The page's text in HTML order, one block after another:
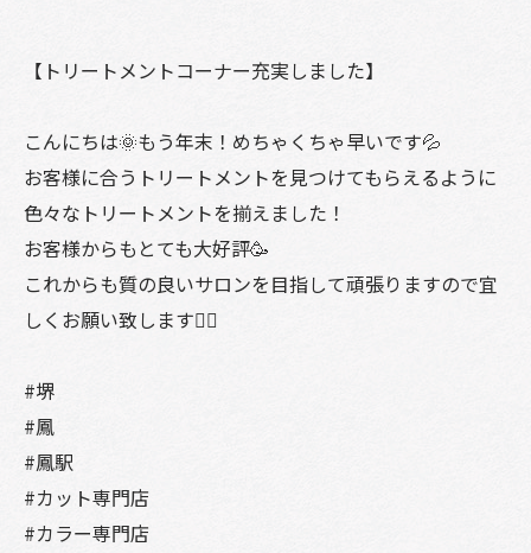
【トリートメントコーナー充実しました】
こんにちは🌞もう年末！めちゃくちゃ早いです💦
お客様に合うトリートメントを見つけてもらえるように
色々なトリートメントを揃えました！
お客様からもとても大好評🥳
これからも質の良いサロンを目指して頑張りますので宜
しくお願い致します🙋‍♀️
#堺
#鳳
#鳳駅
#カット専門店
#カラー専門店